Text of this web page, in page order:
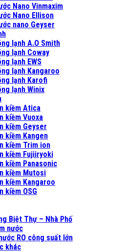
Nano Vinmaxim
Nano Ellison
nano Geyser
lạnh A.O Smith
lạnh Coway
lạnh EWS
lạnh Kangaroo
lạnh Karofi
lạnh Winix
kiềm Atica
kiềm Vuoxa
kiềm Geyser
kiềm Kangen
kiềm Trim ion
kiềm Fujiiryoki
kiềm Panasonic
kiềm Mutosi
kiềm Kangaroo
kiềm OSG
Biệt Thự – Nhà Phố
nước
RO công suất lớn
khác